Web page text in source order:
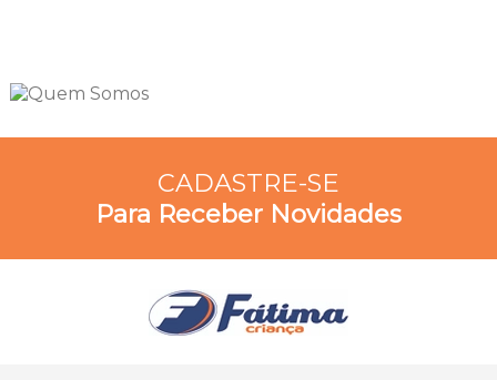
CADASTRE-SE
Para Receber Novidades